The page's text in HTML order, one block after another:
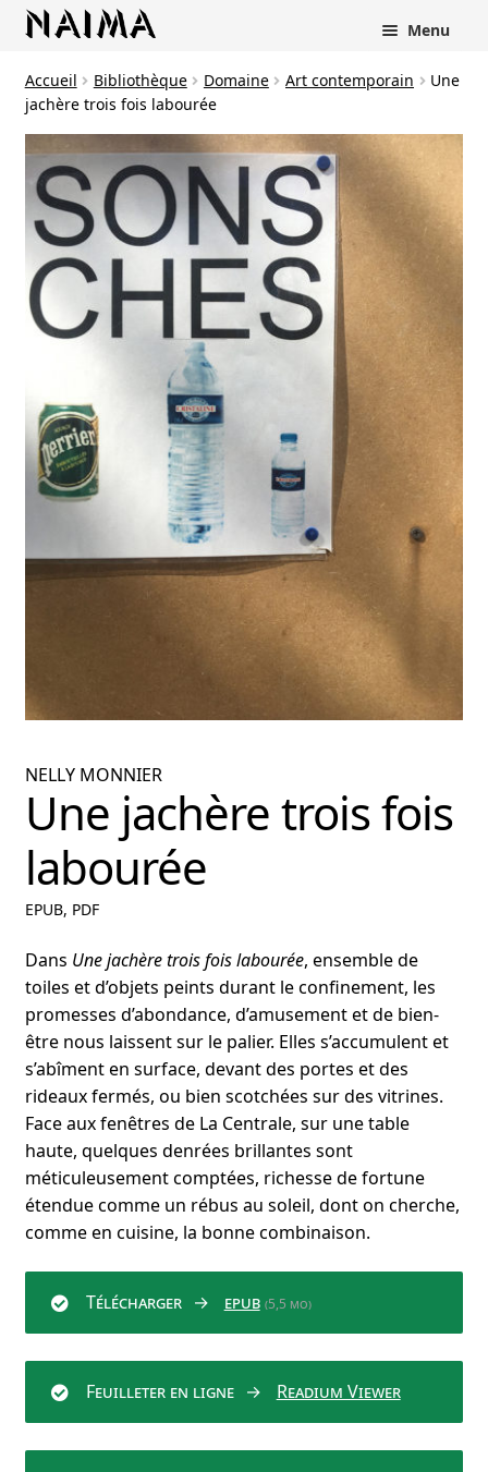
Menu
Accueil Bibliothèque Domaine Art contemporain
Une
jachère trois fois labourée
NELLY MONNIER
Une jachère trois fois
labourée
EPUB, PDF
Dans Une jachère trois fois labourée, ensemble de
toiles et d’objets peints durant le confinement, les
promesses d’abondance, d’amusement et de bien-
être nous laissent sur le palier. Elles s’accumulent et
s’abîment en surface, devant des portes et des
rideaux fermés, ou bien scotchées sur des vitrines.
Face aux fenêtres de La Centrale, sur une table
haute, quelques denrées brillantes sont
méticuleusement comptées, richesse de fortune
étendue comme un rébus au soleil, dont on cherche,
comme en cuisine, la bonne combinaison.
Télécharger epub (5,5 mo)
Feuilleter en ligne Readium Viewer
Panneau de gestion des cookies